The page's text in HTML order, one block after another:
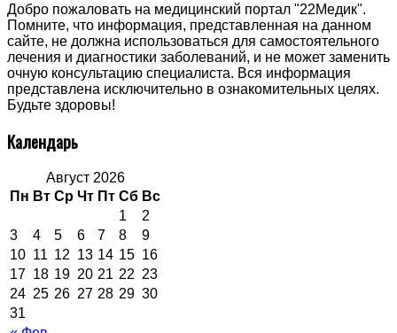
Добро пожаловать на медицинский портал "22Медик".
Помните, что информация, представленная на данном
сайте, не должна использоваться для самостоятельного
лечения и диагностики заболеваний, и не может заменить
очную консультацию специалиста. Вся информация
представлена исключительно в ознакомительных целях.
Будьте здоровы!
Календарь
Август 2026
Пн Вт Ср Чт Пт Сб Вс
1
2
3
4 5 6 7 8
9
10 11 12 13 14 15 16
17 18 19 20 21 22 23
24 25 26 27 28 29 30
31